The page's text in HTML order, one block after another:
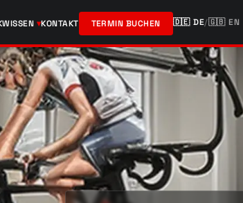
🇩🇪 DE/🇬🇧 EN
WISSEN KONTAKT TERMIN BUCHEN